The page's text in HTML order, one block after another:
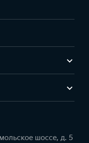
шоссе, д. 5